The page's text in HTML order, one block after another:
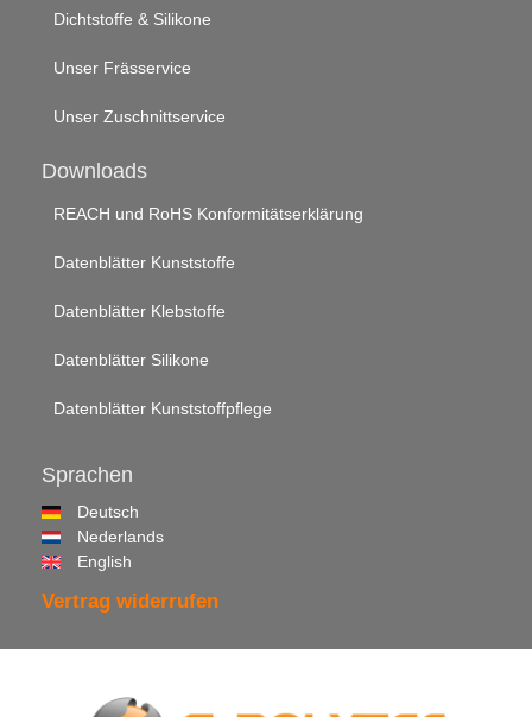
Dichtstoffe & Silikone
Unser Frässervice
Unser Zuschnittservice
Downloads
REACH und RoHS Konformitätserklärung
Datenblätter Kunststoffe
Datenblätter Klebstoffe
Datenblätter Silikone
Datenblätter Kunststoffpflege
Sprachen
Deutsch
Nederlands
English
Vertrag widerrufen